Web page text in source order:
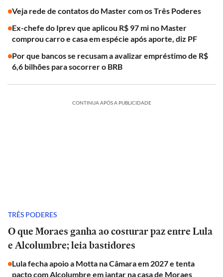
Veja rede de contatos do Master com os Três Poderes
Ex-chefe do Iprev que aplicou R$ 97 mi no Master
comprou carro e casa em espécie após aporte, diz PF
Por que bancos se recusam a avalizar empréstimo de R$
6,6 bilhões para socorrer o BRB
CONTINUA APÓS A PUBLICIDADE
TRÊS PODERES
O que Moraes ganha ao costurar paz entre Lula
e Alcolumbre; leia bastidores
Lula fecha apoio a Motta na Câmara em 2027 e tenta
pacto com Alcolumbre em jantar na casa de Moraes